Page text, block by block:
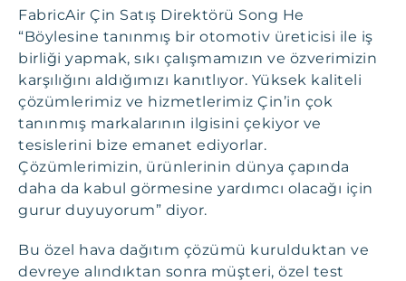
FabricAir Çin Satış Direktörü Song He
“Böylesine tanınmış bir otomotiv üreticisi ile iş
birliği yapmak, sıkı çalışmamızın ve özverimizin
karşılığını aldığımızı kanıtlıyor. Yüksek kaliteli
çözümlerimiz ve hizmetlerimiz Çin’in çok
tanınmış markalarının ilgisini çekiyor ve
tesislerini bize emanet ediyorlar.
Çözümlerimizin, ürünlerinin dünya çapında
daha da kabul görmesine yardımcı olacağı için
gurur duyuyorum” diyor.
Bu özel hava dağıtım çözümü kurulduktan ve
devreye alındıktan sonra müşteri, özel test